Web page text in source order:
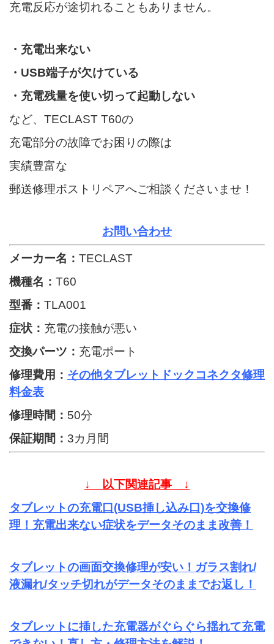
充電反応が途切れることもありません。
・充電出来ない
・USB端子が欠けている
・充電残量を使い切って起動しない
など、TECLAST T60の
充電部分の故障でお困りの際は
実績豊富な
郵送修理ポストリペアへご相談くださいませ！
お問い合わせ
メーカー名： TECLAST
機種名： T60
型番： TLA001
症状： 充電の接触が悪い
交換パーツ： 充電ポート
修理費用： その他タブレットドックコネクタ修理
料金表
修理時間： 50分
保証期間： 3カ月間
↓ 以下関連記事 ↓
タブレットの充電口(USB挿し込み口)を交換修
理！充電出来ない症状をデータそのまま改善！
タブレットの画面交換修理が安い！ガラス割れ/
液漏れ/タッチ切れがデータそのままでお返し！
タブレットに挿した充電器がぐらぐら揺れて充電